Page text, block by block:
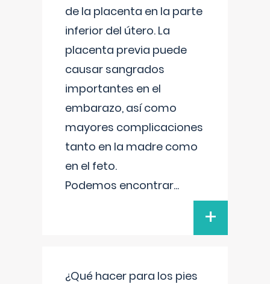
de la placenta en la parte
inferior del útero. La
placenta previa puede
causar sangrados
importantes en el
embarazo, así como
mayores complicaciones
tanto en la madre como
en el feto.
Podemos encontrar...
+
¿Qué hacer para los pies